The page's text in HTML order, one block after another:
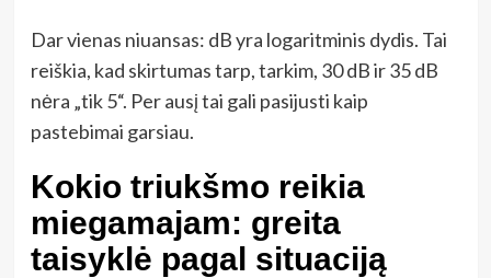
Dar vienas niuansas: dB yra logaritminis dydis. Tai
reiškia, kad skirtumas tarp, tarkim, 30 dB ir 35 dB
nėra „tik 5“. Per ausį tai gali pasijusti kaip
pastebimai garsiau.
Kokio triukšmo reikia
miegamajam: greita
taisyklė pagal situaciją